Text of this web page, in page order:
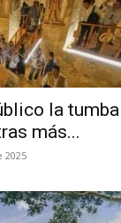
la tumba
más...
2025